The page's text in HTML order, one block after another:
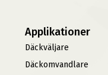
Applikationer
Däckväljare
Däckomvandlare